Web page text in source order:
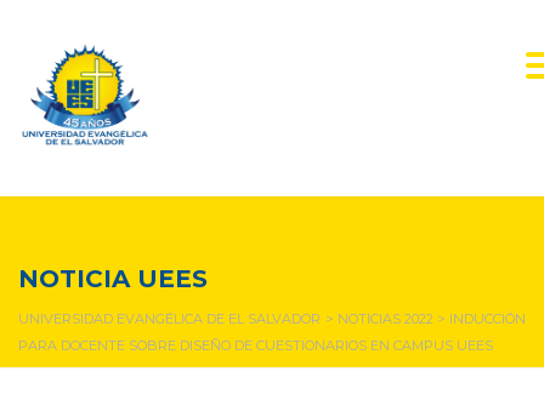
NOTICIA UEES
UNIVERSIDAD EVANGÉLICA DE EL SALVADOR > NOTICIAS 2022> INDUCCIÓN
PARA DOCENTE SOBRE DISEÑO DE CUESTIONARIOS EN CAMPUS UEES